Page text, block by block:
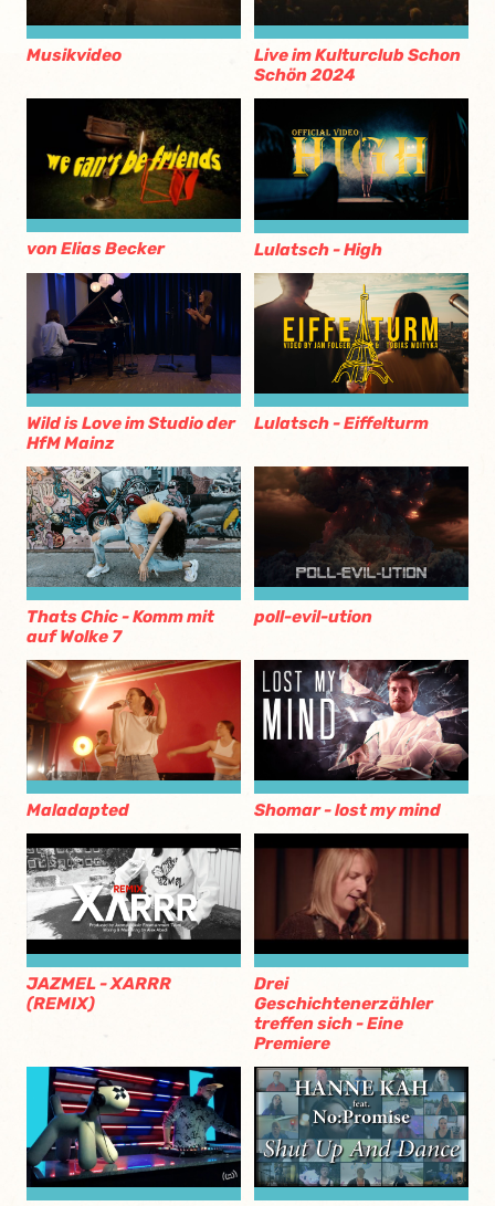
Musikvideo
Live im Kulturclub Schon
Schön 2024
von Elias Becker Lulatsch - High
Wild is Love im Studio der
HfM Mainz
Lulatsch - Eiffelturm
Thats Chic - Komm mit
auf Wolke 7
poll-evil-ution
Maladapted Shomar - lost my mind
JAZMEL - XARRR
(REMIX)
Drei
Geschichtenerzähler
treffen sich - Eine
Premiere